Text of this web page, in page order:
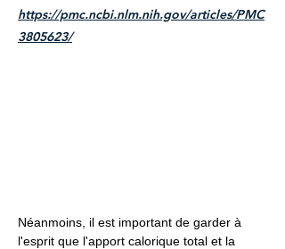
https://pmc.ncbi.nlm.nih.gov/articles/PMC
3805623/
Néanmoins, il est important de garder à
l'esprit que l'apport calorique total et la